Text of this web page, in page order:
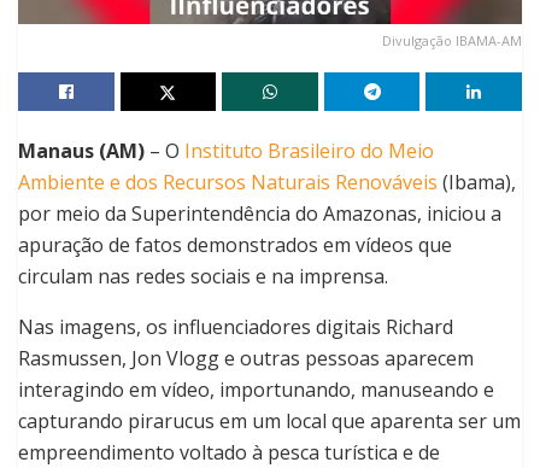
Divulgação IBAMA-AM
Manaus (AM) – O Instituto Brasileiro do Meio
Ambiente e dos Recursos Naturais Renováveis (Ibama),
por meio da Superintendência do Amazonas, iniciou a
apuração de fatos demonstrados em vídeos que
circulam nas redes sociais e na imprensa.
Nas imagens, os influenciadores digitais Richard
Rasmussen, Jon Vlogg e outras pessoas aparecem
interagindo em vídeo, importunando, manuseando e
capturando pirarucus em um local que aparenta ser um
empreendimento voltado à pesca turística e de